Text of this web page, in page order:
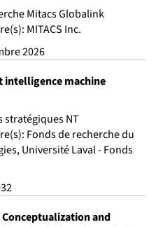
Mitacs Globalink
MITACS Inc.
2026
intelligence machine
stratégiques NT
Fonds de recherche du
Université Laval - Fonds
and